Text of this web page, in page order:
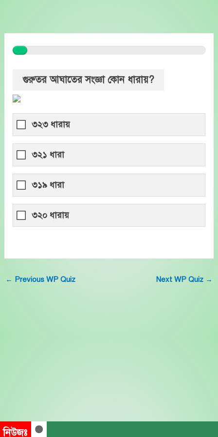
গুরুতর আঘাতের সংজ্ঞা কোন ধারায়?
৩২৩ ধারায়
৩২১ ধারা
৩১৯ ধারা
৩২০ ধারায়
← Previous WP Quiz Next WP Quiz →
নিউজঃ